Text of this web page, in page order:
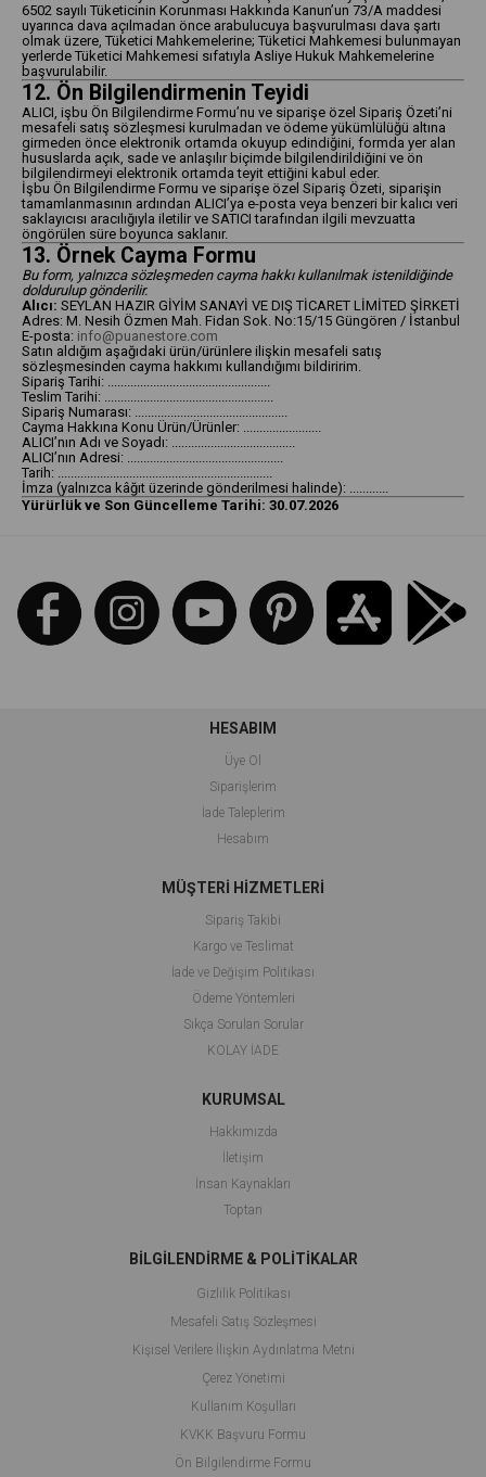
6502 sayılı Tüketicinin Korunması Hakkında Kanun’un 73/A maddesi
uyarınca dava açılmadan önce arabulucuya başvurulması dava şartı
olmak üzere, Tüketici Mahkemelerine; Tüketici Mahkemesi bulunmayan
yerlerde Tüketici Mahkemesi sıfatıyla Asliye Hukuk Mahkemelerine
başvurulabilir.
12. Ön Bilgilendirmenin Teyidi
ALICI, işbu Ön Bilgilendirme Formu’nu ve siparişe özel Sipariş Özeti’ni
mesafeli satış sözleşmesi kurulmadan ve ödeme yükümlülüğü altına
girmeden önce elektronik ortamda okuyup edindiğini, formda yer alan
hususlarda açık, sade ve anlaşılır biçimde bilgilendirildiğini ve ön
bilgilendirmeyi elektronik ortamda teyit ettiğini kabul eder.
İşbu Ön Bilgilendirme Formu ve siparişe özel Sipariş Özeti, siparişin
tamamlanmasının ardından ALICI’ya e-posta veya benzeri bir kalıcı veri
saklayıcısı aracılığıyla iletilir ve SATICI tarafından ilgili mevzuatta
öngörülen süre boyunca saklanır.
13. Örnek Cayma Formu
Bu form, yalnızca sözleşmeden cayma hakkı kullanılmak istenildiğinde
doldurulup gönderilir.
Alıcı: SEYLAN HAZIR GİYİM SANAYİ VE DIŞ TİCARET LİMİTED ŞİRKETİ
Adres: M. Nesih Özmen Mah. Fidan Sok. No:15/15 Güngören / İstanbul
E-posta: info@puanestore.com
Satın aldığım aşağıdaki ürün/ürünlere ilişkin mesafeli satış
sözleşmesinden cayma hakkımı kullandığımı bildiririm.
Sipariş Tarihi: ..................................................
Teslim Tarihi: ....................................................
Sipariş Numarası: ...............................................
Cayma Hakkına Konu Ürün/Ürünler: ........................
ALICI’nın Adı ve Soyadı: ......................................
ALICI’nın Adresi: ................................................
Tarih: ..................................................................
İmza (yalnızca kâğıt üzerinde gönderilmesi halinde): ............
Yürürlük ve Son Güncelleme Tarihi: 30.07.2026
HESABIM
Üye Ol
Siparişlerim
İade Taleplerim
Hesabım
MÜŞTERİ HİZMETLERİ
Sipariş Takibi
Kargo ve Teslimat
İade ve Değişim Politikası
Ödeme Yöntemleri
Sıkça Sorulan Sorular
KOLAY İADE
KURUMSAL
Hakkımızda
İletişim
İnsan Kaynakları
Toptan
BİLGİLENDİRME & POLİTİKALAR
Gizlilik Politikası
Mesafeli Satış Sözleşmesi
Kişisel Verilere İlişkin Aydınlatma Metni
Çerez Yönetimi
Kullanım Koşulları
KVKK Başvuru Formu
Ön Bilgilendirme Formu